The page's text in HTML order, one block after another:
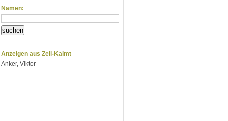
Namen:
suchen
Anzeigen aus Zell-Kaimt
Anker, Viktor